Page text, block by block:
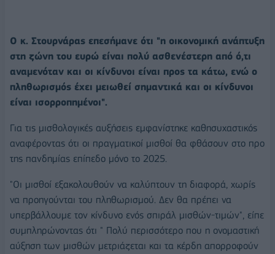
Ο κ. Στουρνάρας επεσήμανε ότι "η οικονομική ανάπτυξη
στη ζώνη του ευρώ είναι πολύ ασθενέστερη από ό,τι
αναμενόταν και οι κίνδυνοι είναι προς τα κάτω, ενώ ο
πληθωρισμός έχει μειωθεί σημαντικά και οι κίνδυνοι
είναι ισορροπημένοι".
Για τις μισθολογικές αυξήσεις εμφανίστηκε καθησυχαστικός
αναφέροντας ότι οι πραγματικοί μισθοί θα φθάσουν στο προ
της πανδημίας επίπεδο μόνο το 2025.
"Οι μισθοί εξακολουθούν να καλύπτουν τη διαφορά, χωρίς
να προηγούνται του πληθωρισμού. Δεν θα πρέπει να
υπερβάλλουμε τον κίνδυνο ενός σπιράλ μισθών-τιμών", είπε
συμπληρώνοντας ότι " Πολύ περισσότερο που η ονομαστική
αύξηση των μισθών μετριάζεται και τα κέρδη απορροφούν